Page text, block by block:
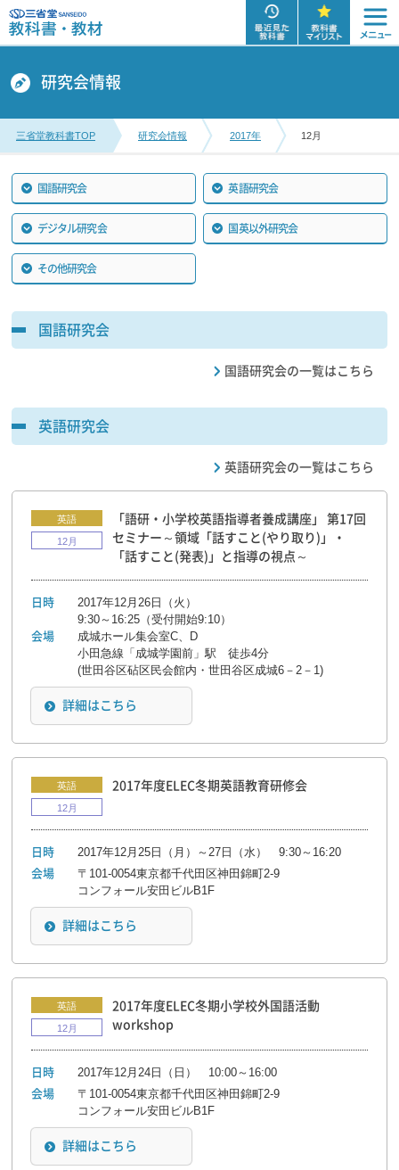
研究会情報
三省堂教科書TOP 研究会情報 2017年 12月
国語研究会 英語研究会
デジタル研究会 国英以外研究会
その他研究会
国語研究会
国語研究会の一覧はこちら
英語研究会
英語研究会の一覧はこちら
英語
12月
「語研・小学校英語指導者養成講座」 第17回
セミナー～領域「話すこと(やり取り)」・
「話すこと(発表)」と指導の視点～
日時
2017年12月26日（火）
9:30～16:25（受付開始9:10）
会場
成城ホール集会室C、D
小田急線「成城学園前」駅 徒歩4分
(世田谷区砧区民会館内・世田谷区成城6－2－1)
詳細はこちら
英語
12月
2017年度ELEC冬期英語教育研修会
日時 2017年12月25日（月）～27日（水） 9:30～16:20
会場
〒101-0054東京都千代田区神田錦町2-9
コンフォール安田ビルB1F
詳細はこちら
英語
12月
2017年度ELEC冬期小学校外国語活動
workshop
日時 2017年12月24日（日） 10:00～16:00
会場
〒101-0054東京都千代田区神田錦町2-9
コンフォール安田ビルB1F
詳細はこちら